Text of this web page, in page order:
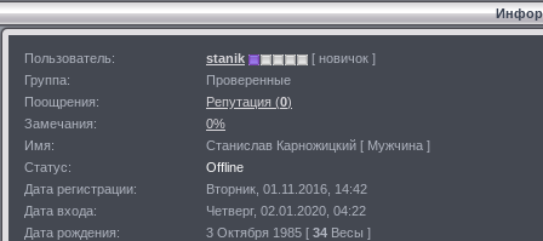
Пользователь: stanik
[ новичок ]
Группа:
Проверенные
Поощрения:
Репутация (0)
Замечания:
0%
Имя:
Станислав Карножицкий [ Мужчина ]
Статус:
Offline
Дата регистрации:
Вторник, 01.11.2016, 14:42
Дата входа:
Четверг, 02.01.2020, 04:22
Дата рождения:
3 Октября 1985 [ 34 Весы ]